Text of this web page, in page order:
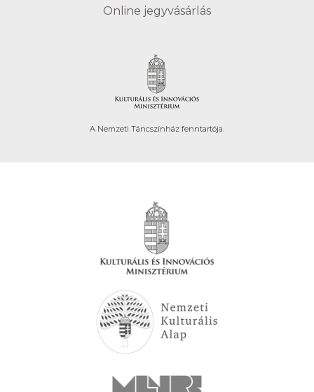
Online jegyvásárlás
A Nemzeti Táncszínház fenntartója.